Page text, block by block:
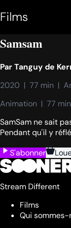
Films
Samsam
ParTanguy de
2020  |  77 min  |
Animation  |  77
SamSam ne sait
Pendant qu'il y
S'abonner
Stream Different
Films
Qui sommes-